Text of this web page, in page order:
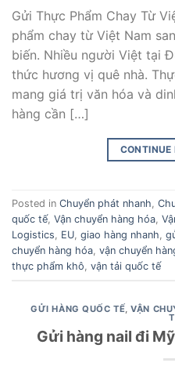
Gửi Thực Phẩm Chay Từ
phẩm chay từ Việt Nam
biến. Nhiều người Việt tại
thức hương vị quê nhà.
mang giá trị văn hóa và
hàng cần […]
CONTINUE
Posted in Chuyển phát nhanh
quốc tế, Vận chuyển hàng hóa
Logistics
EU giao hàng nhanh
chuyển hàng hóa vận chuyển
thực phẩm khô vận tải quốc tế
GỬI HÀNG QUỐC TẾ,VẬN
Gửi hàng nail đi